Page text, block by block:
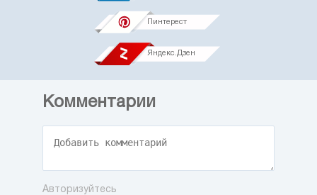
Пинтерест
Яндекс.Дзен
Комментарии
Авторизуйтесь